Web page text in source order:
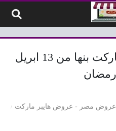
عروض شمس هايبر ماركت بنها من 13 ابريل
عروض مصر - عروض هايبر ماركت